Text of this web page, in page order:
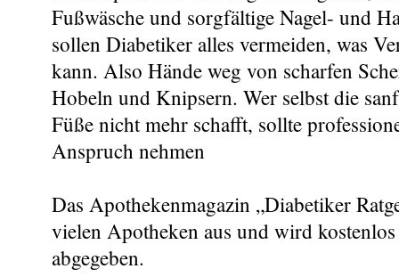
Fußwäsche und sorgfältige Nagel- und
sollen Diabetiker alles vermeiden, was
kann. Also Hände weg von scharfen
Hobeln und Knipsern. Wer selbst die
Füße nicht mehr schafft, sollte
Anspruch nehmen
Das Apothekenmagazin „Diabetiker
vielen Apotheken aus und wird
abgegeben.